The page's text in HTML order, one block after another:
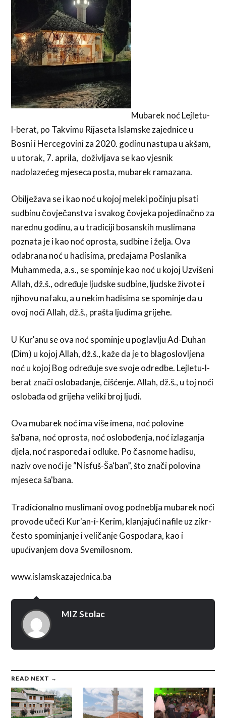
Mubarek noć Lejletu-
l-berat, po Takvimu Rijaseta Islamske zajednice u
Bosni i Hercegovini za 2020. godinu nastupa u akšam,
u utorak, 7. aprila, doživljava se kao vjesnik
nadolazećeg mjeseca posta, mubarek ramazana.
Obilježava se i kao noć u kojoj meleki počinju pisati
sudbinu čovječanstva i svakog čovjeka pojedinačno za
narednu godinu, a u tradiciji bosanskih muslimana
poznata je i kao noć oprosta, sudbine i želja. Ova
odabrana noć u hadisima, predajama Poslanika
Muhammeda, a.s., se spominje kao noć u kojoj Uzvišeni
Allah, dž.š., određuje ljudske sudbine, ljudske živote i
njihovu nafaku, a u nekim hadisima se spominje da u
ovoj noći Allah, dž.š., prašta ljudima grijehe.
U Kur'anu se ova noć spominje u poglavlju Ad-Duhan
(Dim) u kojoj Allah, dž.š., kaže da je to blagoslovljena
noć u kojoj Bog određuje sve svoje odredbe. Lejletu-l-
berat znači oslobađanje, čišćenje. Allah, dž.š., u toj noći
oslobađa od grijeha veliki broj ljudi.
Ova mubarek noć ima više imena, noć polovine
ša'bana, noć oprosta, noć oslobođenja, noć izlaganja
djela, noć rasporeda i odluke. Po časnome hadisu,
naziv ove noći je “Nisfuš-Ša‘ban”, što znači polovina
mjeseca ša'bana.
Tradicionalno muslimani ovog podneblja mubarek noći
provode učeći Kur'an-i-Kerim, klanjajući nafile uz zikr-
često spominjanje i veličanje Gospodara, kao i
upućivanjem dova Svemilosnom.
www.islamskazajednica.ba
MIZ Stolac
READ NEXT →